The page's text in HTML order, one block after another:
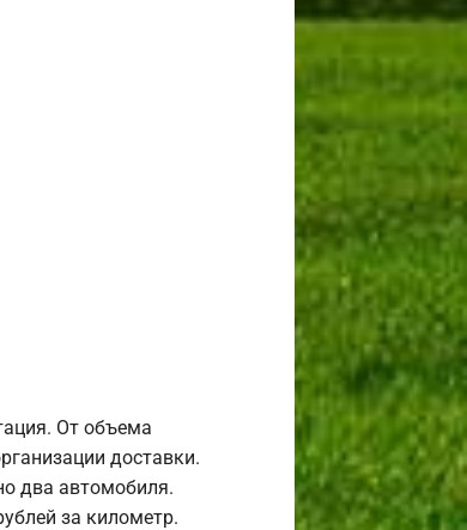
От объема
доставки.
два автомобиля.
за километр.